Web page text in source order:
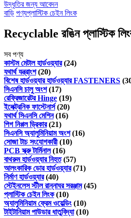
উদ্ধৃতির জন্য আবেদন
বাড়ি পণ্যপ্লাস্টিক চেইন লিংক
Recyclable রঙিন প্লাস্টিক
সব পণ্য
কাস্টম মেটাল হার্ডওয়্যার (24)
যথার্থ যন্ত্রাংশ (20)
বিশেষ হার্ডওয়্যার হার্ডওয়্যার FASTENERS
সিএনসি চালু অংশ (17)
রেফ্রিজারেটর Hinge (19)
ইলেক্ট্রনিক ফাস্টেনার্স (20)
যথার্থ সিএনসি মেশিন (16)
পিগ নিপ্পল ড্রিকার (21)
সিএনসি অ্যালুমিনিয়াম অংশ (16)
সোজা টাচ সংযোগকারী (10)
PCB স্ক্রু টার্মিনাল (16)
বাথরুম হার্ডওয়্যার নিহত (57)
আলংকারিক ডোর হার্ডওয়্যার (71)
নির্মাণ হার্ডওয়্যার (40)
স্টেইনলেস স্টীল রান্নাঘর সরঞ্জাম (45)
প্লাস্টিক চেইন লিংক (10)
অ্যালুমিনিয়াম ফ্রেম ওয়েল্ডিং (10)
টাইটানিয়াম পাউডার ধাতুবিদ্যা (10)